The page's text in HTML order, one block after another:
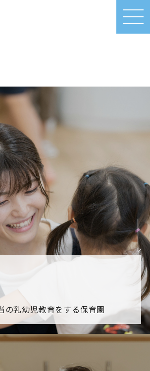
MEN
U
の乳幼児教育をする保育園
でリトルスター保育園が紹介されま